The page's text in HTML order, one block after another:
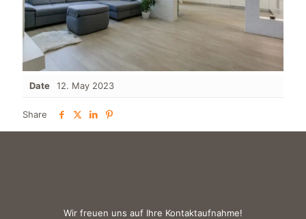
Date 12. May 2023
Share
Wir freuen uns auf Ihre Kontaktaufnahme!